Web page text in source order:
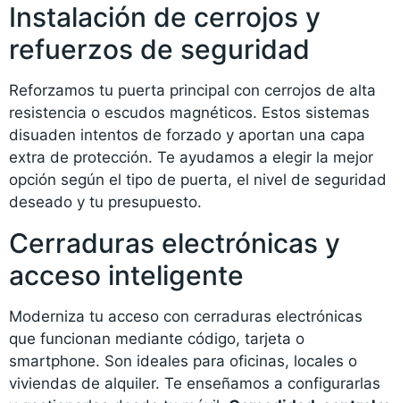
Instalación de cerrojos y
refuerzos de seguridad
Reforzamos tu puerta principal con cerrojos de alta
resistencia o escudos magnéticos. Estos sistemas
disuaden intentos de forzado y aportan una capa
extra de protección. Te ayudamos a elegir la mejor
opción según el tipo de puerta, el nivel de seguridad
deseado y tu presupuesto.
Cerraduras electrónicas y
acceso inteligente
Moderniza tu acceso con cerraduras electrónicas
que funcionan mediante código, tarjeta o
smartphone. Son ideales para oficinas, locales o
viviendas de alquiler. Te enseñamos a configurarlas